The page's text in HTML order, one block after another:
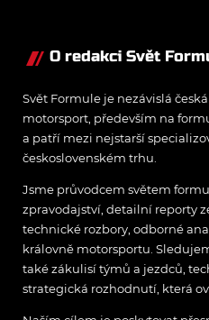
O redakci Svět
Svět Formule je nezávislá
motorsport, především na
a patří mezi nejstarší
československém trhu.
Jsme průvodcem světem
zpravodajství, detailní reporty
technické rozbory, odborné
královně motorsportu.
také zákulisí týmů a jezdců,
strategická rozhodnutí, která